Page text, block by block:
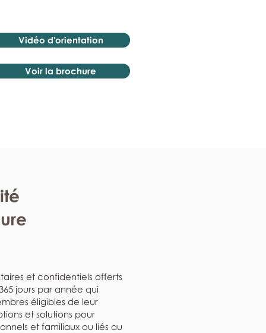
Vidéo d'orientation
Voir la brochure
et confidentiels offerts
jours par année qui
éligibles de leur
et solutions pour
et familiaux ou liés au